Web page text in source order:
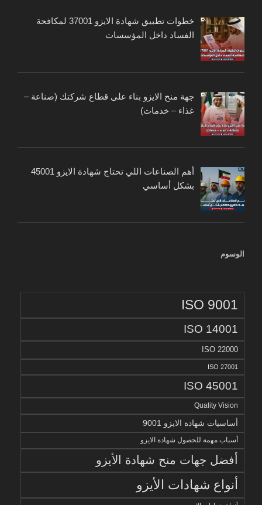
خطوات تطبيق شهادة الايزو 37001 لمكافحة
الفساد داخل المؤسسات
جهة منح الايزو بناء على قطاع شركتك (صناعة –
غذاء – خدمات)
أهم الصناعات اللي تحتاج شهادة الايزو 45001
بشكل أساسي
الوسوم
ISO 9001
ISO 14001
ISO 22000
ISO 27001
ISO 45001
Quality Vision
أساسيات شهادة الايزو 9001
أسباب مهمة للحصول شهادة الايزو
أفضل جهات منح شهادة الأيزو
أنواع شهادات الأيزو